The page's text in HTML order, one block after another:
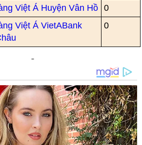
Việt Á Huyện Vân Hồ
0
Việt Á VietABank
0